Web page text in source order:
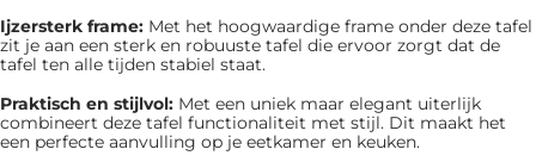
Ijzersterk frame: Met het hoogwaardige frame onder deze tafel
zit je aan een sterk en robuuste tafel die ervoor zorgt dat de
tafel ten alle tijden stabiel staat.
Praktisch en stijlvol: Met een uniek maar elegant uiterlijk
combineert deze tafel functionaliteit met stijl. Dit maakt het
een perfecte aanvulling op je eetkamer en keuken.